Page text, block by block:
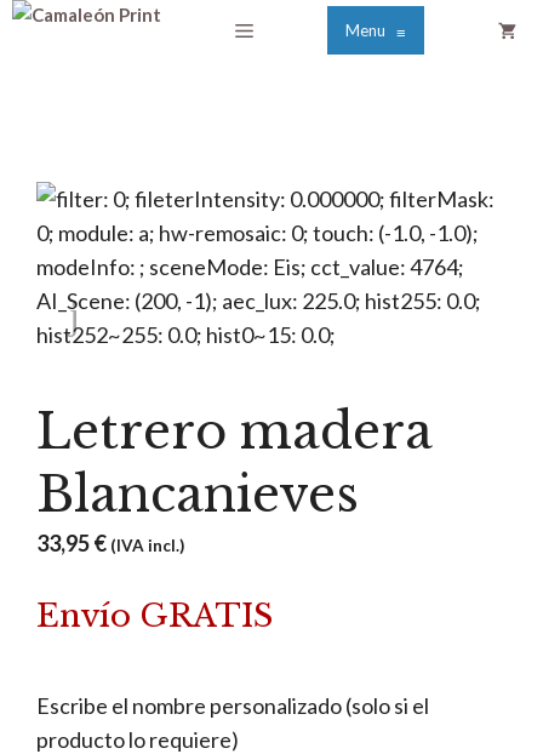
Saltar
Menú Menu ≡
Letrero madera
Blancanieves
33,95€ (IVA incl.)
Envío GRATIS
Escribe el nombre personalizado (solo si el
producto lo requiere)